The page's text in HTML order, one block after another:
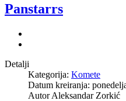
Panstarrs
Detalji
Kategorija: Komete
Datum kreiranja:
Autor Aleksandar Zorkić